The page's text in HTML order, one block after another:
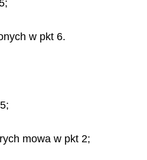
w pkt 6.
mowa w pkt 2;